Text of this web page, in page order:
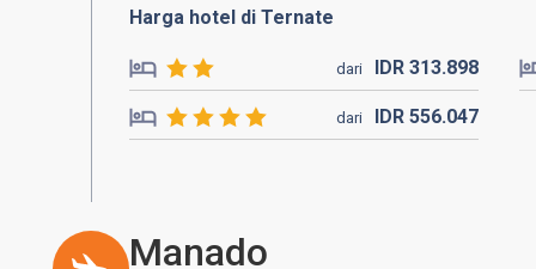
Harga hotel di Ternate
dari IDR 313.898
dari IDR 556.047
Manado